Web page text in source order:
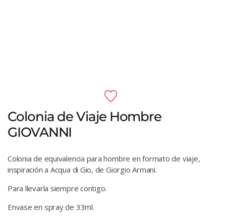
Colonia de Viaje Hombre
GIOVANNI
Colonia de equivalencia para hombre en formato de viaje,
inspiración a Acqua di Gio, de Giorgio Armani.
Para llevarla siempre contigo.
Envase en spray de 33ml.